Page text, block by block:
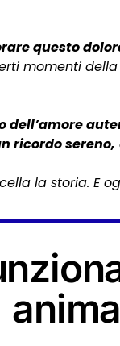
questo
momenti
dell’amore
ricordo sereno,
la storia. E